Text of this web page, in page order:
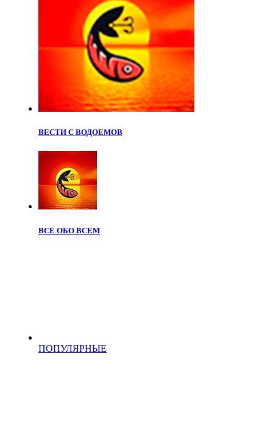
ВЕСТИ С ВОДОЕМОВ
ВСЕ ОБО ВСЕМ
ПОПУЛЯРНЫЕ